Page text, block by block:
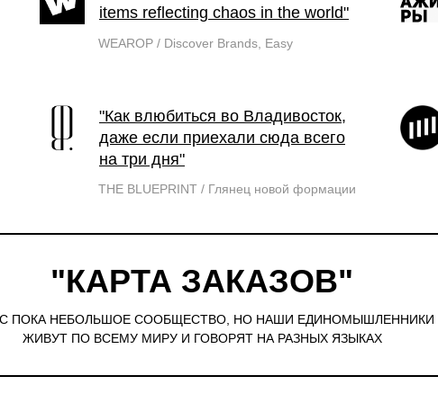
items reflecting chaos in the world"
WEAROP / Discover Brands, Easy
"Как влюбиться во Владивосток,
даже если приехали сюда всего
на три дня"
THE BLUEPRINT / Глянец новой формации
"КАРТА ЗАКАЗОВ"
ПОКА НЕБОЛЬШОЕ СООБЩЕСТВО, НО НАШИ ЕДИНОМЫШЛЕННИКИ
ЖИВУТ ПО ВСЕМУ МИРУ И ГОВОРЯТ НА РАЗНЫХ ЯЗЫКАХ